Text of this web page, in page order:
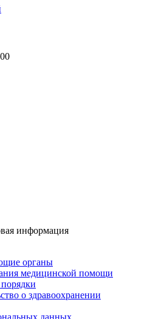
информация
органы
медицинской помощи
о здравоохранении
данных